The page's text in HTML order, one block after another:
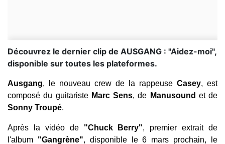
Découvrez le dernier clip de AUSGANG : "Aidez-moi",
disponible sur toutes les plateformes.
Ausgang, le nouveau crew de la rappeuse Casey, est
composé du guitaristeMarc Sens, de Manusound et de
Sonny Troupé.
Après la vidéo de "Chuck Berry", premier extrait de
l'album "Gangrène", disponible le 6 mars prochain, le